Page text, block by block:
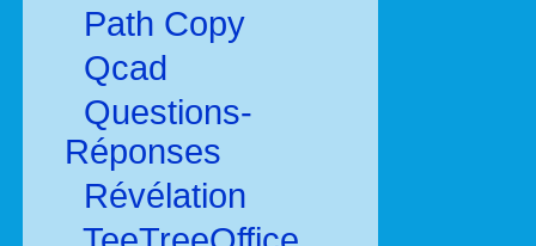
Path Copy
Qcad
Questions-
Réponses
Révélation